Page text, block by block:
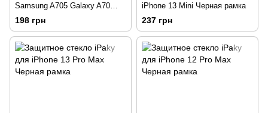
Samsung A705 Galaxy A70
(2019) Черная рамка
198 грн
iPhone 13 Mini Черная рамка
237 грн